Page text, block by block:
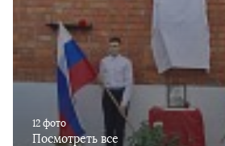
12 фото
Посмотреть все